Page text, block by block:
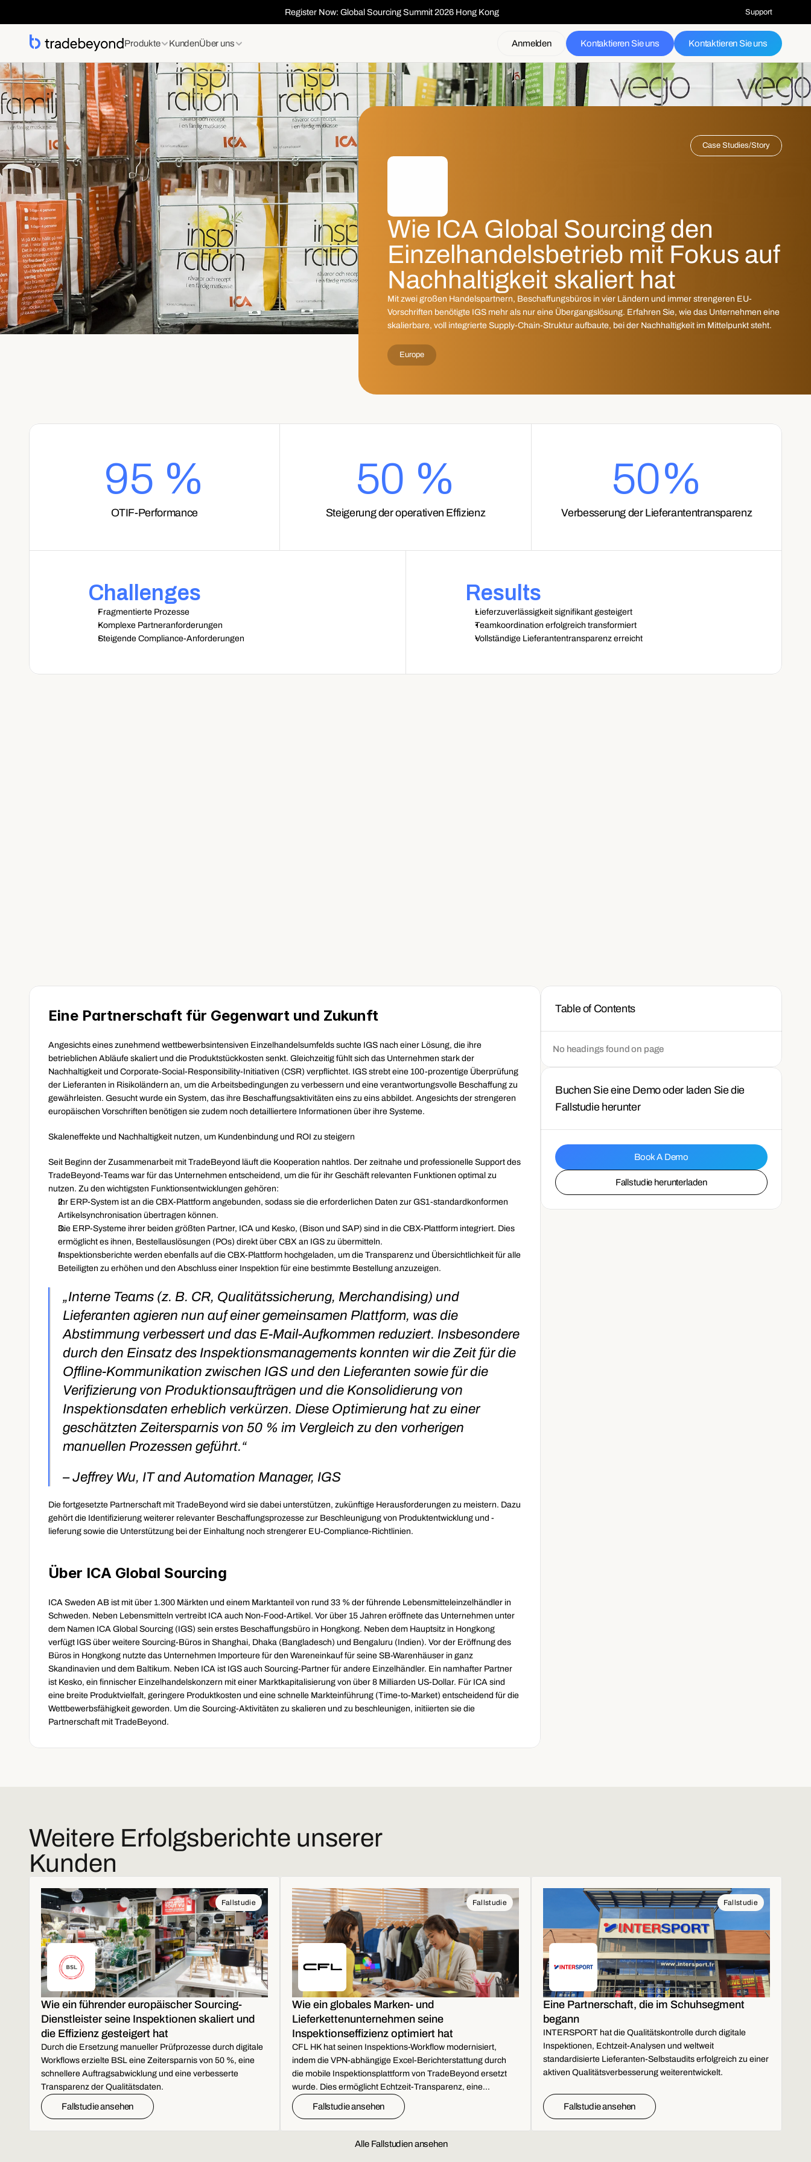
Register Now: Global Sourcing Summit 2026 Hong Kong Support
Produkte KundenÜber uns Anmelden Kontaktieren Sie uns Kontaktieren Sie uns
Case Studies/Story
Wie ICA Global Sourcing den
Einzelhandelsbetrieb mit Fokus auf
Nachhaltigkeit skaliert hat
Mit zwei großen Handelspartnern, Beschaffungsbüros in vier Ländern und immer strengeren EU-
Vorschriften benötigte IGS mehr als nur eine Übergangslösung. Erfahren Sie, wie das Unternehmen eine
skalierbare, voll integrierte Supply-Chain-Struktur aufbaute, bei der Nachhaltigkeit im Mittelpunkt steht.
Europe
95 %
OTIF-Performance
50 %
Steigerung der operativen Effizienz
50%
Verbesserung der Lieferantentransparenz
Challenges
Fragmentierte Prozesse
Komplexe Partneranforderungen
Steigende Compliance-Anforderungen
Results
Lieferzuverlässigkeit signifikant gesteigert
Teamkoordination erfolgreich transformiert
Vollständige Lieferantentransparenz erreicht
Eine Partnerschaft für Gegenwart und Zukunft
Angesichts eines zunehmend wettbewerbsintensiven Einzelhandelsumfelds suchte IGS nach einer Lösung, die ihre
betrieblichen Abläufe skaliert und die Produktstückkosten senkt. Gleichzeitig fühlt sich das Unternehmen stark der
Nachhaltigkeit und Corporate-Social-Responsibility-Initiativen (CSR) verpflichtet. IGS strebt eine 100-prozentige Überprüfung
der Lieferanten in Risikoländern an, um die Arbeitsbedingungen zu verbessern und eine verantwortungsvolle Beschaffung zu
gewährleisten. Gesucht wurde ein System, das ihre Beschaffungsaktivitäten eins zu eins abbildet. Angesichts der strengeren
europäischen Vorschriften benötigen sie zudem noch detailliertere Informationen über ihre Systeme.
Skaleneffekte und Nachhaltigkeit nutzen, um Kundenbindung und ROI zu steigern
Seit Beginn der Zusammenarbeit mit TradeBeyond läuft die Kooperation nahtlos. Der zeitnahe und professionelle Support des
TradeBeyond-Teams war für das Unternehmen entscheidend, um die für ihr Geschäft relevanten Funktionen optimal zu
nutzen. Zu den wichtigsten Funktionsentwicklungen gehören:
Ihr ERP-System ist an die CBX-Plattform angebunden, sodass sie die erforderlichen Daten zur GS1-standardkonformen
Artikelsynchronisation übertragen können.
Die ERP-Systeme ihrer beiden größten Partner, ICA und Kesko, (Bison und SAP) sind in die CBX-Plattform integriert. Dies
ermöglicht es ihnen, Bestellauslösungen (POs) direkt über CBX an IGS zu übermitteln.
Inspektionsberichte werden ebenfalls auf die CBX-Plattform hochgeladen, um die Transparenz und Übersichtlichkeit für alle
Beteiligten zu erhöhen und den Abschluss einer Inspektion für eine bestimmte Bestellung anzuzeigen.
„Interne Teams (z. B. CR, Qualitätssicherung, Merchandising) und
Lieferanten agieren nun auf einer gemeinsamen Plattform, was die
Abstimmung verbessert und das E-Mail-Aufkommen reduziert. Insbesondere
durch den Einsatz des Inspektionsmanagements konnten wir die Zeit für die
Offline-Kommunikation zwischen IGS und den Lieferanten sowie für die
Verifizierung von Produktionsaufträgen und die Konsolidierung von
Inspektionsdaten erheblich verkürzen. Diese Optimierung hat zu einer
geschätzten Zeitersparnis von 50 % im Vergleich zu den vorherigen
manuellen Prozessen geführt.“
– Jeffrey Wu, IT and Automation Manager, IGS
Die fortgesetzte Partnerschaft mit TradeBeyond wird sie dabei unterstützen, zukünftige Herausforderungen zu meistern. Dazu
gehört die Identifizierung weiterer relevanter Beschaffungsprozesse zur Beschleunigung von Produktentwicklung und -
lieferung sowie die Unterstützung bei der Einhaltung noch strengerer EU-Compliance-Richtlinien.
Über ICA Global Sourcing
ICA Sweden AB ist mit über 1.300 Märkten und einem Marktanteil von rund 33 % der führende Lebensmitteleinzelhändler in
Schweden. Neben Lebensmitteln vertreibt ICA auch Non-Food-Artikel. Vor über 15 Jahren eröffnete das Unternehmen unter
dem Namen ICA Global Sourcing (IGS) sein erstes Beschaffungsbüro in Hongkong. Neben dem Hauptsitz in Hongkong
verfügt IGS über weitere Sourcing-Büros in Shanghai, Dhaka (Bangladesch) und Bengaluru (Indien). Vor der Eröffnung des
Büros in Hongkong nutzte das Unternehmen Importeure für den Wareneinkauf für seine SB-Warenhäuser in ganz
Skandinavien und dem Baltikum. Neben ICA ist IGS auch Sourcing-Partner für andere Einzelhändler. Ein namhafter Partner
ist Kesko, ein finnischer Einzelhandelskonzern mit einer Marktkapitalisierung von über 8 Milliarden US-Dollar. Für ICA sind
eine breite Produktvielfalt, geringere Produktkosten und eine schnelle Markteinführung (Time-to-Market) entscheidend für die
Wettbewerbsfähigkeit geworden. Um die Sourcing-Aktivitäten zu skalieren und zu beschleunigen, initiierten sie die
Partnerschaft mit TradeBeyond.
Table of Contents
No headings found on page
Buchen Sie eine Demo oder laden Sie die
Fallstudie herunter
Book A Demo
Fallstudie herunterladen
Weitere Erfolgsberichte unserer
Kunden
Fallstudie
Wie ein führender europäischer Sourcing-
Dienstleister seine Inspektionen skaliert und
die Effizienz gesteigert hat
Durch die Ersetzung manueller Prüfprozesse durch digitale
Workflows erzielte BSL eine Zeitersparnis von 50 %, eine
schnellere Auftragsabwicklung und eine verbesserte
Transparenz der Qualitätsdaten.
Fallstudie ansehen
Fallstudie
Wie ein globales Marken- und
Lieferkettenunternehmen seine
Inspektionseffizienz optimiert hat
CFL HK hat seinen Inspektions-Workflow modernisiert,
indem die VPN-abhängige Excel-Berichterstattung durch
die mobile Inspektionsplattform von TradeBeyond ersetzt
wurde. Dies ermöglicht Echtzeit-Transparenz, eine
schnellere Behebung von Abweichungen und eine
verbesserte teamübergreifende Zusammenarbeit.
Fallstudie ansehen
Fallstudie
Eine Partnerschaft, die im Schuhsegment
begann
INTERSPORT hat die Qualitätskontrolle durch digitale
Inspektionen, Echtzeit-Analysen und weltweit
standardisierte Lieferanten-Selbstaudits erfolgreich zu einer
aktiven Qualitätsverbesserung weiterentwickelt.
Fallstudie ansehen
Alle Fallstudien ansehen